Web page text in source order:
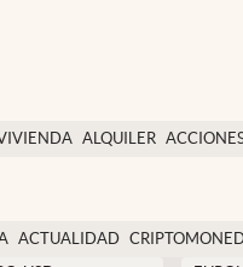
ALQUILER
ACTUALIDAD